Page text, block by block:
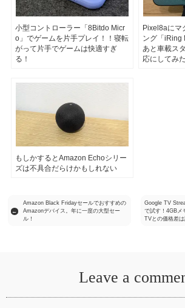
小型コントローラー「8Bitdo Micr
o」でゲームを片手プレイ！！寝転
がって片手でゲームは快適すぎ
る！
Pixel8aにマ
ング「iRing
あと車載ス
応にしてみた
もしかするとAmazon Echoシリー
ズは不具合だらけかもしれない
←
Amazon Black Fridayセールでおすすめの
Amazonデバイス。年に一度の大型セー
ル！
Google TV
で試す！4GBメ
TVとの価格差
Leave a